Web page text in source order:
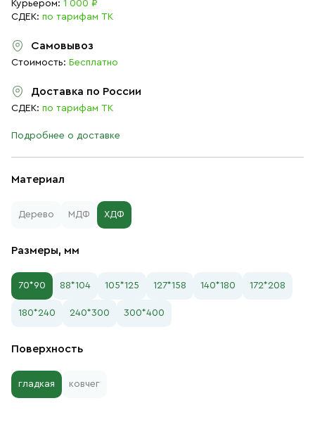
Материал
Дерево МДФ ХДФ
Размеры, мм
70*90 88*104 105*125 127*158 140*180 172*208
180*240 240*300 300*400
Поверхность
гладкая ковчег
Курьером: 1 000 ₽
СДЕК: по тарифам ТК
Самовывоз
Стоимость: Бесплатно
Доставка по России
СДЕК: по тарифам ТК
Подробнее о доставке